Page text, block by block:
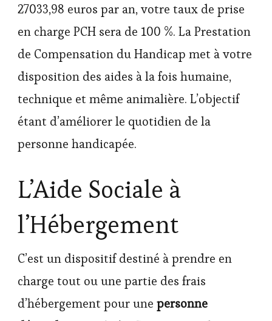
27033,98 euros par an, votre taux de prise
en charge PCH sera de 100 %. La Prestation
de Compensation du Handicap met à votre
disposition des aides à la fois humaine,
technique et même animalière. L’objectif
étant d’améliorer le quotidien de la
personne handicapée.
L’Aide Sociale à
l’Hébergement
C’est un dispositif destiné à prendre en
charge tout ou une partie des frais
d’hébergement pour une personne